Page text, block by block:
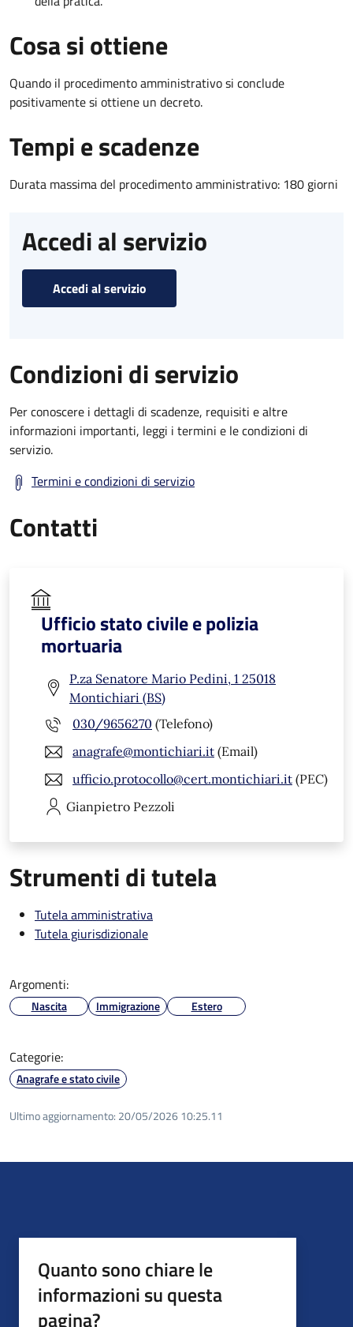
Cosa si ottiene
Quando il procedimento amministrativo si conclude
positivamente si ottiene un decreto.
Tempi e scadenze
Durata massima del procedimento amministrativo: 180 giorni
Accedi al servizio
Accedi al servizio
Condizioni di servizio
Per conoscere i dettagli di scadenze, requisiti e altre
informazioni importanti, leggi i termini e le condizioni di
servizio.
Termini e condizioni di servizio
Contatti
Ufficio stato civile e polizia
mortuaria
P.za Senatore Mario Pedini, 1 25018
Montichiari (BS)
030/9656270 (Telefono)
anagrafe@montichiari.it (Email)
ufficio.protocollo@cert.montichiari.it (PEC)
Gianpietro Pezzoli
Strumenti di tutela
Tutela amministrativa
Tutela giurisdizionale
Argomenti:
Nascita Immigrazione Estero
Categorie:
Anagrafe e stato civile
Ultimo aggiornamento: 20/05/2026 10:25.11
Quanto sono chiare le
informazioni su questa
pagina?